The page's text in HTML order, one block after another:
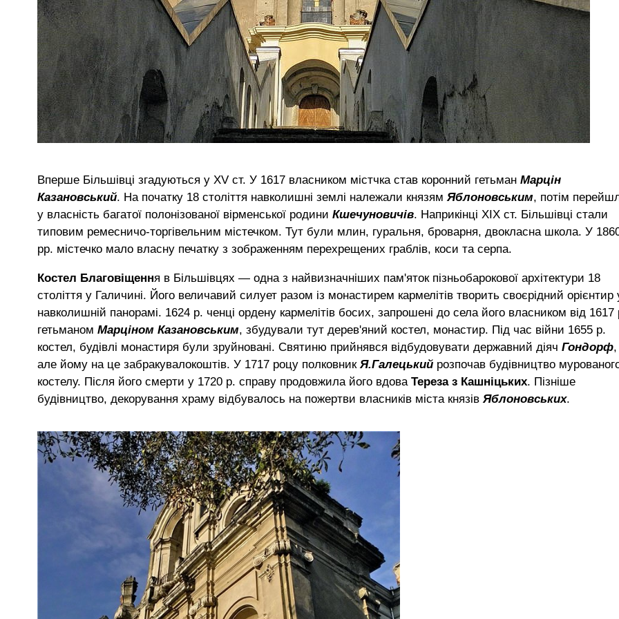
Вперше Більшівці згадуються у XV ст. У 1617 власником містчка став коронний гетьман Марцін
Казановський. На початку 18 століття навколишні землі належали князям Яблоновським, потім
у власність багатої полонізованої вірменської родини Кшечуновичів. Наприкінці XIX ст. Більшівці стали
типовим ремесничо-торгівельним містечком. Тут були млин, гуральня, броварня, двокласна школа. У
рр. містечко мало власну печатку з зображенням перехрещених граблів, коси та серпа.
Костел Благовіщення в Більшівцях — одна з найвизначніших пам'яток пізньобарокової архітектури 18
століття у Галичині. Його величавий силует разом із монастирем кармелітів творить своєрідний орієнтир
навколишній панорамі. 1624 р. ченці ордену кармелітів босих, запрошені до села його власником від 1617
гетьманом Марціном Казановським, збудували тут дерев'яний костел, монастир. Під час війни 1655 р.
костел, будівлі монастиря були зруйновані. Святиню прийнявся відбудовувати державний діяч Гондорф,
але йому на це забракувалокоштів. У 1717 роцу полковникЯ.Галецький розпочав будівництво
костелу. Після його смерти у 1720 р. справу продовжила його вдова Тереза з Кашніцьких. Пізніше
будівництво, декорування храму відбувалось на пожертви власників міста князів Яблоновських.